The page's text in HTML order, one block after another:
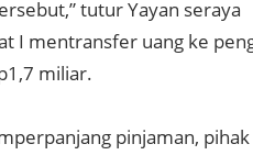
tutur Yayan seraya
I mentransfer uang ke
miliar.
pinjaman,